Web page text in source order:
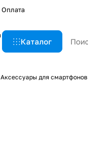
Оплата
Каталог
Аксессуары для смартфонов